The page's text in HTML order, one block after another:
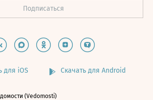
для iOS Скачать для Android
(Vedomosti)